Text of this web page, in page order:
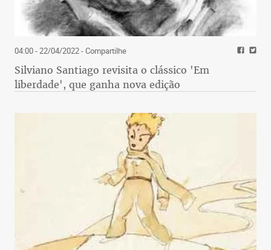
04:00 - 22/04/2022- Compartilhe
Silviano Santiago revisita o clássico 'Em
liberdade', que ganha nova edição